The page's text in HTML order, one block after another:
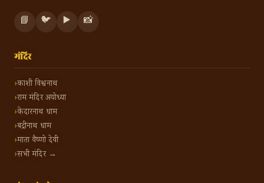
📘 🐦 ▶️ 📸
मंदिर
काशी विश्वनाथ
राम मंदिर अयोध्या
केदारनाथ धाम
बद्रीनाथ धाम
माता वैष्णो देवी
सभी मंदिर →